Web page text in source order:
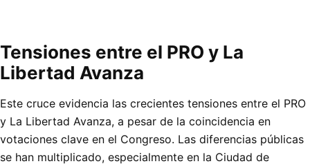
Tensiones entre el PRO y La
Libertad Avanza
Este cruce evidencia las crecientes tensiones entre el PRO
y La Libertad Avanza, a pesar de la coincidencia en
votaciones clave en el Congreso. Las diferencias públicas
se han multiplicado, especialmente en la Ciudad de